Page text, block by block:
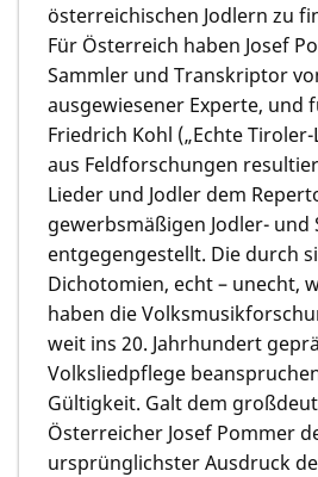
österreichischen Jodlern zu
Für Österreich haben Josef
Sammler und Transkriptor
ausgewiesener Experte, und
Friedrich Kohl („Echte
aus Feldforschungen
Lieder und Jodler dem
gewerbsmäßigen Jodler-
entgegengestellt. Die durch
Dichotomien, echt – unecht,
haben die
weit ins 20. Jahrhundert
Volksliedpflege
Gültigkeit. Galt dem
Österreicher Josef Pommer
ursprünglichster Ausdruck